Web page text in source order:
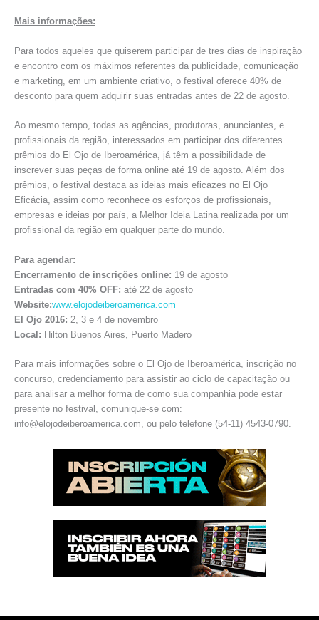
Mais informações:
Para todos aqueles que quiserem participar de tres dias de inspiração
e encontro com os máximos referentes da publicidade, comunicação
e marketing, em um ambiente criativo, o festival oferece 40% de
desconto para quem adquirir suas entradas antes de 22 de agosto.
Ao mesmo tempo, todas as agências, produtoras, anunciantes, e
profissionais da região, interessados em participar dos diferentes
prêmios do El Ojo de Iberoamérica, já têm a possibilidade de
inscrever suas peças de forma online até 19 de agosto. Além dos
prêmios, o festival destaca as ideias mais eficazes no El Ojo
Eficácia, assim como reconhece os esforços de profissionais,
empresas e ideias por país, a Melhor Ideia Latina realizada por um
profissional da região em qualquer parte do mundo.
Para agendar:
Encerramento de inscrições online: 19 de agosto
Entradas com 40% OFF: até 22 de agosto
Website:www.elojodeiberoamerica.com
El Ojo 2016: 2, 3 e 4 de novembro
Local: Hilton Buenos Aires, Puerto Madero
Para mais informações sobre o El Ojo de Iberoamérica, inscrição no
concurso, credenciamento para assistir ao ciclo de capacitação ou
para analisar a melhor forma de como sua companhia pode estar
presente no festival, comunique-se com:
info@elojodeiberoamerica.com, ou pelo telefone (54-11) 4543-0790.